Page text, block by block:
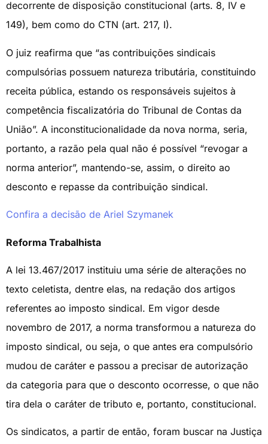
decorrente de disposição constitucional (arts. 8, IV e
149), bem como do CTN (art. 217, I).
O juiz reafirma que “as contribuições sindicais
compulsórias possuem natureza tributária, constituindo
receita pública, estando os responsáveis sujeitos à
competência fiscalizatória do Tribunal de Contas da
União”. A inconstitucionalidade da nova norma, seria,
portanto, a razão pela qual não é possível “revogar a
norma anterior”, mantendo-se, assim, o direito ao
desconto e repasse da contribuição sindical.
Confira a decisão de Ariel Szymanek
Reforma Trabalhista
A lei 13.467/2017 instituiu uma série de alterações no
texto celetista, dentre elas, na redação dos artigos
referentes ao imposto sindical. Em vigor desde
novembro de 2017, a norma transformou a natureza do
imposto sindical, ou seja, o que antes era compulsório
mudou de caráter e passou a precisar de autorização
da categoria para que o desconto ocorresse, o que não
tira dela o caráter de tributo e, portanto, constitucional.
Os sindicatos, a partir de então, foram buscar na Justiça